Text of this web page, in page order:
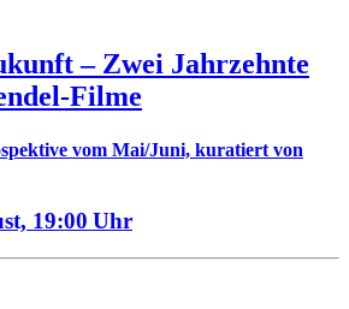
– Zwei Jahrzehnte
Filme
vom Mai/Juni, kuratiert von
19:00 Uhr